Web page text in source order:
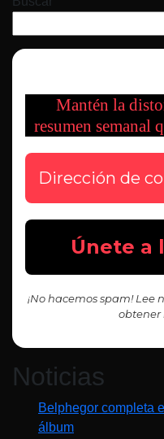
Mantén la
resumen semanal
¡No hacemos spam! Lee
obtener
Noticias
Belphegor completa
álbum